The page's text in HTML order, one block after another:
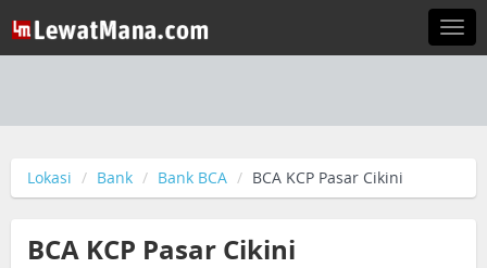
Lokasi Bank Bank BCA BCA KCP Pasar Cikini
BCA KCP Pasar Cikini